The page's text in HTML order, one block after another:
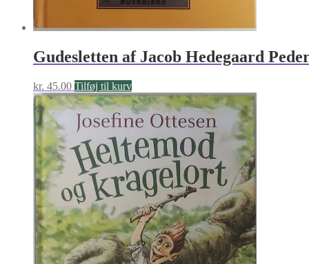
Gudesletten af Jacob Hedegaard
kr. 45.00 Tilføj til kurv